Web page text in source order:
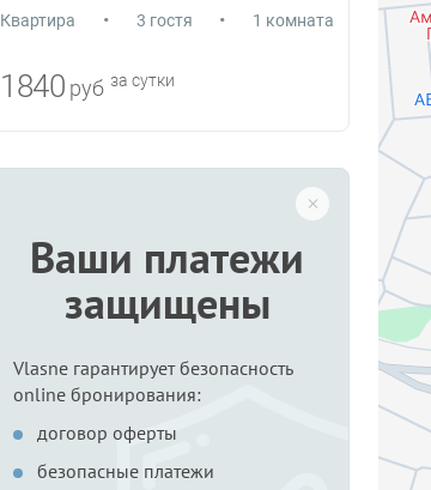
Квартира • 3 гостя • 1 комната
1840 руб за сутки
Ваши платежи
защищены
Vlasne гарантирует безопасность
online бронирования:
договор оферты
безопасные платежи